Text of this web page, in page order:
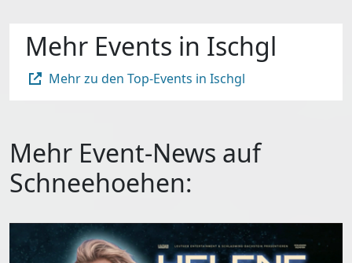
Mehr Events in Ischgl
Mehr zu den Top-Events in Ischgl
Mehr Event-News auf
Schneehoehen: